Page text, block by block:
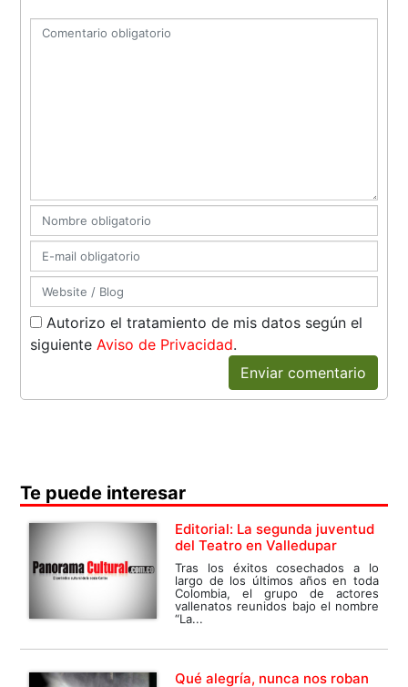
Autorizo el tratamiento de mis datos según el
siguiente Aviso de Privacidad.
Enviar comentario
Te puede interesar
Editorial: La segunda juventud
del Teatro en Valledupar
Tras los éxitos cosechados a lo
largo de los últimos años en toda
Colombia, el grupo de actores
vallenatos reunidos bajo el nombre
“La...
Qué alegría, nunca nos roban